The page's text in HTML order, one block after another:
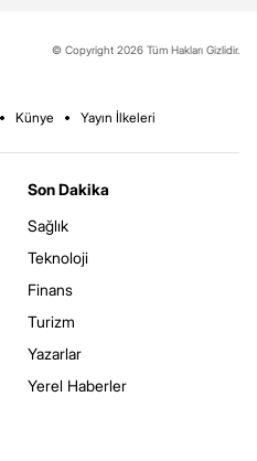
© Copyright 2026 Tüm Hakları Gizlidir.
Künye Yayın İlkeleri
Son Dakika
Sağlık
Teknoloji
Finans
Turizm
Yazarlar
Yerel Haberler